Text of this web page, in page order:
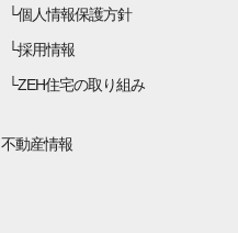
個人情報保護方針
採用情報
ZEH住宅の取り組み
不動産情報